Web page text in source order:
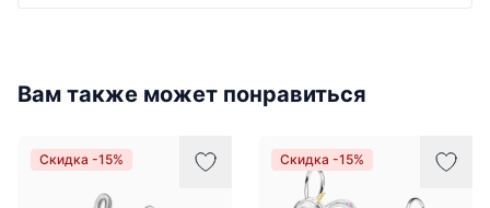
Вам также может понравиться
Скидка -15% Скидка -15%